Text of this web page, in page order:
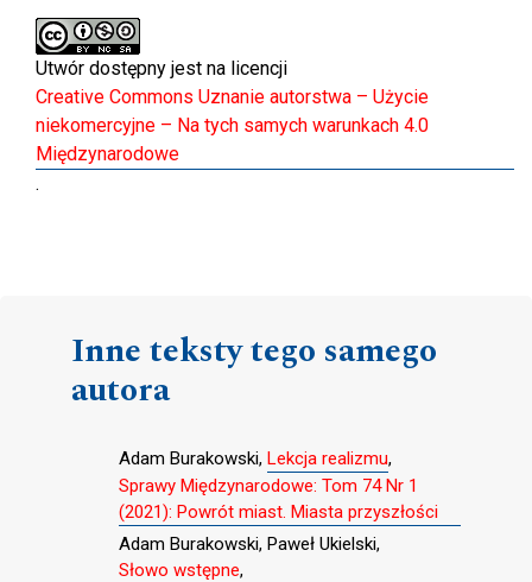
Utwór dostępny jest na licencji
Creative Commons Uznanie autorstwa – Użycie
niekomercyjne – Na tych samych warunkach 4.0
Międzynarodowe
.
Inne teksty tego samego
autora
Adam Burakowski, Lekcja realizmu,
Sprawy Międzynarodowe: Tom 74 Nr 1
(2021): Powrót miast. Miasta przyszłości
Adam Burakowski, Paweł Ukielski,
Słowo wstępne,